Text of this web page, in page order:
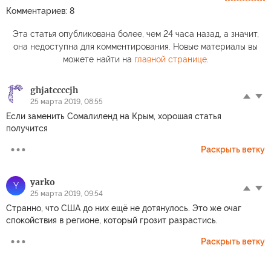
Комментариев: 8
Эта статья опубликована более, чем 24 часа назад, а значит,
она недоступна для комментирования. Новые материалы вы
можете найти на главной странице.
ghjatccccjh
25 марта 2019, 08:55
Если заменить Сомалиленд на Крым, хорошая статья
получится
Раскрыть ветку
Y yarko
25 марта 2019, 09:54
Странно, что США до них ещё не дотянулось. Это же очаг
спокойствия в регионе, который грозит разрастись.
Раскрыть ветку